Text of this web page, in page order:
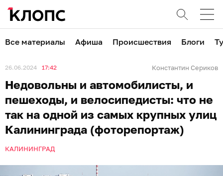
Все материалы Афиша Происшествия Блоги
26.06.2024 17:42 Константин Сериков
Недовольны и автомобилисты, и
пешеходы, и велосипедисты: что не
так на одной из самых крупных улиц
Калининграда (фоторепортаж)
КАЛИНИНГРАД